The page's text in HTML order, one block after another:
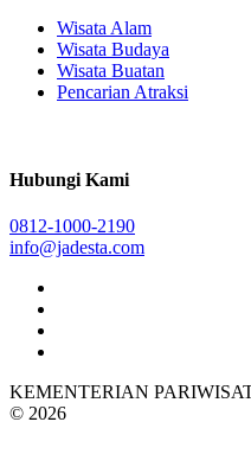
Wisata Alam
Wisata Budaya
Wisata Buatan
Pencarian Atraksi
Hubungi Kami
0812-1000-2190
info@jadesta.com
KEMENTERIAN
© 2026